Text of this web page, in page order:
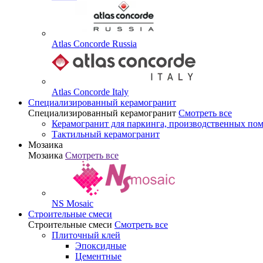
Atlas Concorde Russia
Atlas Concorde Italy
Специализированный керамогранит
Специализированный керамогранит Смотреть все
Керамогранит для паркинга, производственных
Тактильный керамогранит
Мозаика
Мозаика Смотреть все
NS Mosaic
Строительные смеси
Строительные смеси Смотреть все
Плиточный клей
Эпоксидные
Цементные